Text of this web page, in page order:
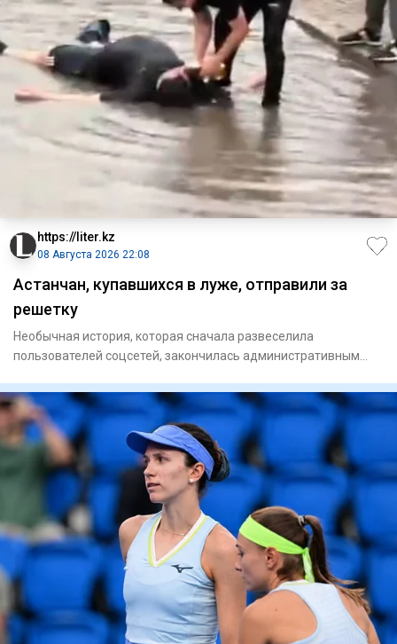
https://liter.kz
08 Августа 2026 22:08
Астанчан, купавшихся в луже, отправили за
решетку
Необычная история, которая сначала развеселила
пользователей соцсетей, закончилась административным